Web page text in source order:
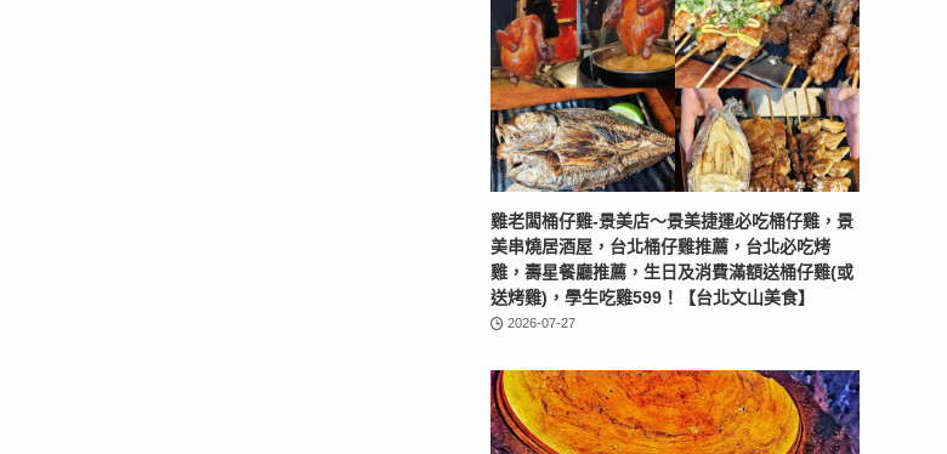
雞老闆桶仔雞-景美店〜景美捷運必吃桶仔雞，景
美串燒居酒屋，台北桶仔雞推薦，台北必吃烤
雞，壽星餐廳推薦，生日及消費滿額送桶仔雞(或
送烤雞)，學生吃雞599！【台北文山美食】
2026-07-27